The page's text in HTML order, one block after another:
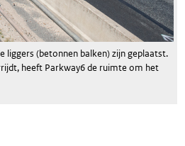
liggers (betonnen balken) zijn geplaatst.
heeft Parkway6 de ruimte om het